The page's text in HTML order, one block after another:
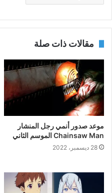
مقالات ذات صلة
موعد صدور أنمي رجل المنشار
Chainsaw Man الموسم الثاني
28 ديسمبر، 2022